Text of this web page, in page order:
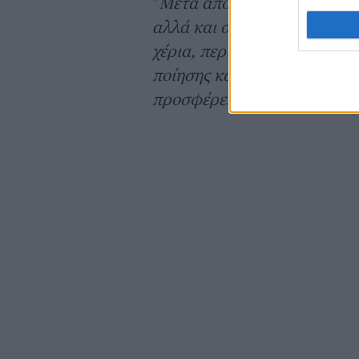
αλλά και σε παγκόσμια
χέρια, περιοδεύουμε με τα
ποίησης και τρέλας, στην
προσφέρει